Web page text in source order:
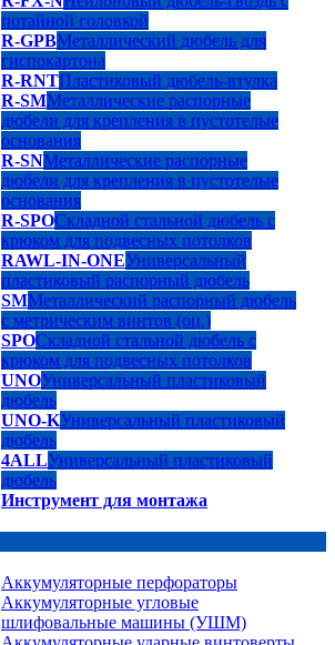
потайной головкой
R-GPBМеталлический дюбель для
гиспокартона
R-RNTПластиковый дюбель-втулка
R-SMМеталлические распорные
дюбели для крепления в пустотелые
основания
R-SNМеталлические распорные
дюбели для крепления в пустотелые
основания
R-SPOСкладной стальной дюбель с
крюком для подвесных потолков
RAWL-IN-ONEУниверсальный
пластиковый распорный дюбель
SMМеталлический распорный дюбель
с метрическим винтов (оц.)
SPOСкладной стальной дюбель с
крюком для подвесных потолков
UNOУниверсальный пластиковый
дюбель
UNO-KУниверсальный пластиковый
дюбель
4ALLУниверсальный пластиковый
дюбель
Инструмент для монтажа
Аккумуляторные перфораторы
Аккумуляторные угловые
шлифовальные машины (УШМ)